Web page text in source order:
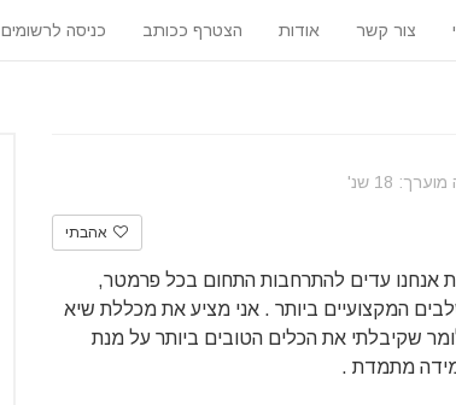
צור קשר אודות הצטרף ככותב כניסה לרשומים
18 שנ'
אהבתי
אנחנו עדים להתרחבות התחום בכל פרמטר,
המקצועיים ביותר . אני מציע את מכללת שיא
שקיבלתי את הכלים הטובים ביותר על מנת
מתמדת .